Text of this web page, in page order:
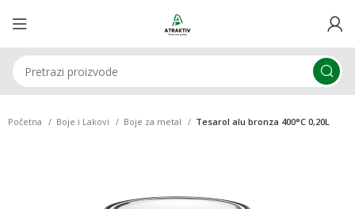
Početna Boje i Lakovi Boje za metal Tesarol alu bronza 400°C 0,20L